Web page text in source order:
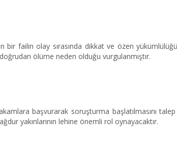
bir failin olay sırasında dikkat ve özen
ölüme neden olduğu vurgulanmıştır.
başvurarak soruşturma başlatılmasını
yakınlarının lehine önemli rol oynayacaktır.